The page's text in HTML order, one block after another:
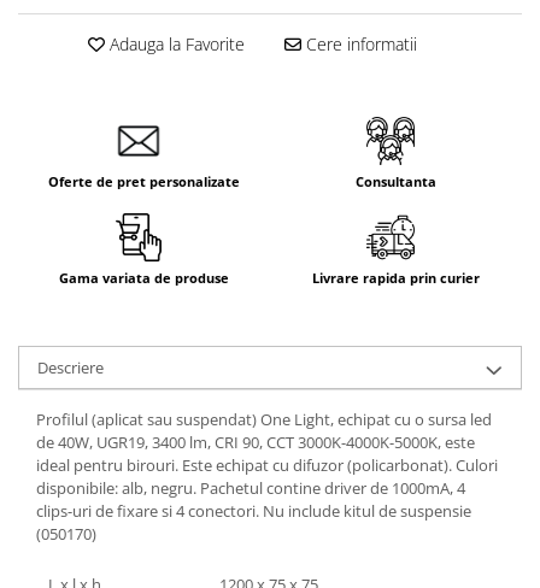
Adauga la Favorite Cere informatii
Oferte de pret personalizate Consultanta
Gama variata de produse Livrare rapida prin curier
Descriere
Profilul (aplicat sau suspendat) One Light, echipat cu o sursa led
de 40W, UGR19, 3400 lm, CRI 90, CCT 3000K-4000K-5000K, este
ideal pentru birouri. Este echipat cu difuzor (policarbonat). Culori
disponibile: alb, negru. Pachetul contine driver de 1000mA, 4
clips-uri de fixare si 4 conectori. Nu include kitul de suspensie
(050170)